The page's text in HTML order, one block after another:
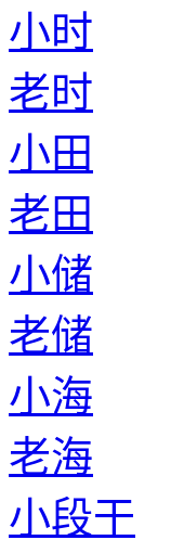
小时
老时
小田
老田
小储
老储
小海
老海
小段干